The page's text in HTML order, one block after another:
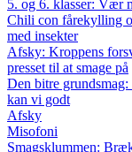
5. og 6. klasser: Vær
Chili con fårekylling
med insekter
Afsky: Kroppens
presset til at smage på
Den bitre
kan vi godt
Afsky
Misofoni
Smagsklummen: